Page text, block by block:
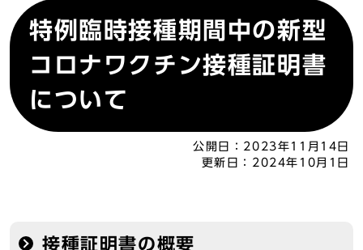
特例臨時接種期間中の新型
コロナワクチン接種証明書
について
公開日： 2023年11月14日
更新日： 2024年10月1日
接種証明書の概要